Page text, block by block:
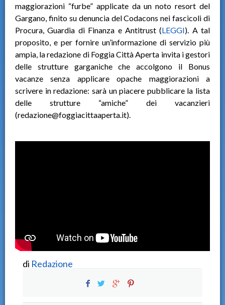
maggiorazioni “furbe” applicate da un noto resort del
Gargano, finito su denuncia del Codacons nei fascicoli di
Procura, Guardia di Finanza e Antitrust (LEGGI). A tal
proposito, e per fornire un’informazione di servizio più
ampia, la redazione di Foggia Città Aperta invita i gestori
delle strutture garganiche che accolgono il Bonus
vacanze senza applicare opache maggiorazioni a
scrivere in redazione: sarà un piacere pubblicare la lista
delle strutture “amiche” dei vacanzieri
(redazione@foggiacittaaperta.it).
di Redazione